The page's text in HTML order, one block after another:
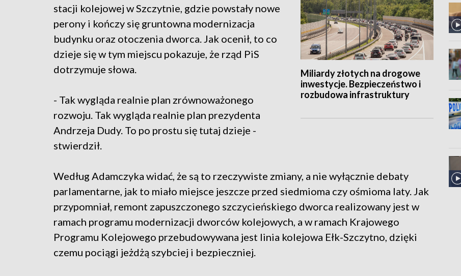
Miliardy złotych na drogowe
inwestycje. Bezpieczeństwo i
rozbudowa infrastruktury
stacji kolejowej w Szczytnie, gdzie powstały nowe
perony i kończy się gruntowna modernizacja
budynku oraz otoczenia dworca. Jak ocenił, to co
dzieje się w tym miejscu pokazuje, że rząd PiS
dotrzymuje słowa.
- Tak wygląda realnie plan zrównoważonego
rozwoju. Tak wygląda realnie plan prezydenta
Andrzeja Dudy. To po prostu się tutaj dzieje -
stwierdził.
Według Adamczyka widać, że są to rzeczywiste zmiany, a nie wyłącznie debaty
parlamentarne, jak to miało miejsce jeszcze przed siedmioma czy ośmioma laty. Jak
przypomniał, remont zapuszczonego szczycieńskiego dworca realizowany jest w
ramach programu modernizacji dworców kolejowych, a w ramach Krajowego
Programu Kolejowego przebudowywana jest linia kolejowa Ełk-Szczytno, dzięki
czemu pociągi jeżdżą szybciej i bezpieczniej.